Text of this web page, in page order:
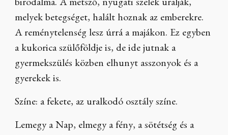
birodalma. A metsző, nyugati szelek uralják,
melyek betegséget, halált hoznak az emberekre.
A reménytelenség lesz úrrá a majákon. Ez egyben
a kukorica szülőföldje is, de ide jutnak a
gyermekszülés közben elhunyt asszonyok és a
gyerekek is.
Színe: a fekete, az uralkodó osztály színe.
Lemegy a Nap, elmegy a fény, a sötétség és a